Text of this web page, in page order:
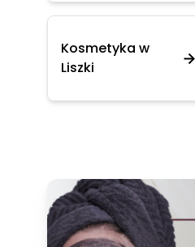
Kosmetyka w
Liszki